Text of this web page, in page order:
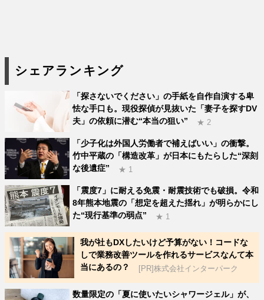
シェアランキング
「探さないでください」の手紙を自作自演する卑
怯な手口も。現役探偵が見抜いた「妻子を探すDV
夫」の依頼に潜む“本当の狙い”
★ 2
「少子化は外国人労働者で補えばいい」の衝撃。
竹中平蔵の「構造改革」が日本にもたらした“深刻
な後遺症”
★ 1
「震度7」に耐える免震・耐震技術でも破損。令和
8年熊本地震の「想定を超えた揺れ」が明らかにし
た“現行基準の弱点”
★ 1
我が社もDXしたいけど予算がない！コードな
しで業務改善ツールを作れるサービスなんて本
当にあるの？
[PR]株式会社インターパーク
数量限定の「夏に使いたいシャワージェル」が、